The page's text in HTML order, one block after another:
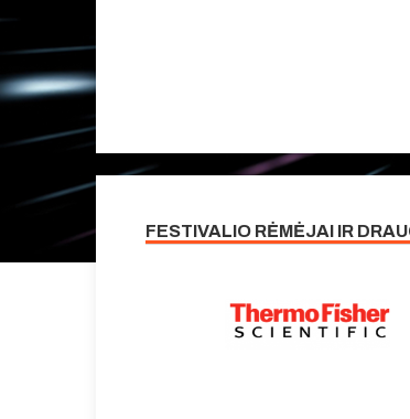
FESTIVALIO RĖMĖJAI IR